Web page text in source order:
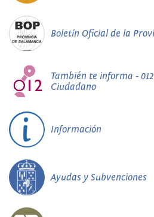
Boletín Oficial de la
También te informa -
Ciudadano
Información
Ayudas y Subvenciones